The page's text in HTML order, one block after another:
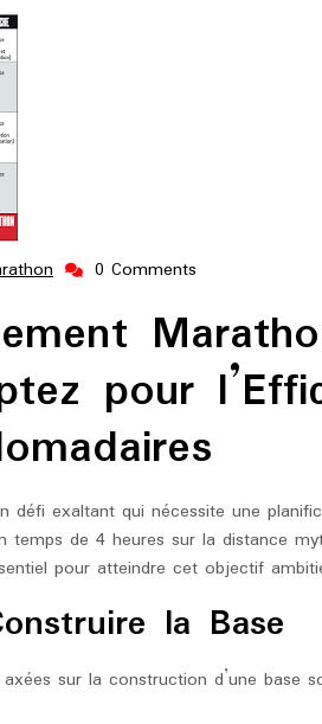
ing-
marathon
0 Comments
pour
défi exaltant qui nécessite une
temps de 4 heures sur la distance
pour atteindre cet objectif
la Base
sur la construction d’une base